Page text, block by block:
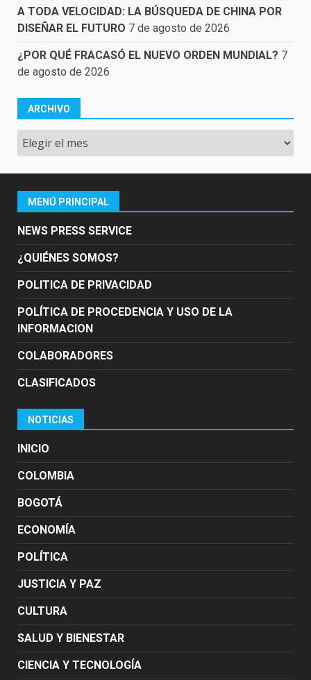
A TODA VELOCIDAD: LA BÚSQUEDA DE CHINA POR
DISEÑAR EL FUTURO 7 de agosto de 2026
¿POR QUÉ FRACASÓ EL NUEVO ORDEN MUNDIAL? 7
de agosto de 2026
ARCHIVO
Archivo
MENÚ PRINCIPAL
NEWS PRESS SERVICE
¿QUIÉNES SOMOS?
POLITICA DE PRIVACIDAD
POLÍTICA DE PROCEDENCIA Y USO DE LA
INFORMACION
COLABORADORES
CLASIFICADOS
NOTICIAS
INICIO
COLOMBIA
BOGOTÁ
ECONOMÍA
POLÍTICA
JUSTICIA Y PAZ
CULTURA
SALUD Y BIENESTAR
CIENCIA Y TECNOLOGÍA